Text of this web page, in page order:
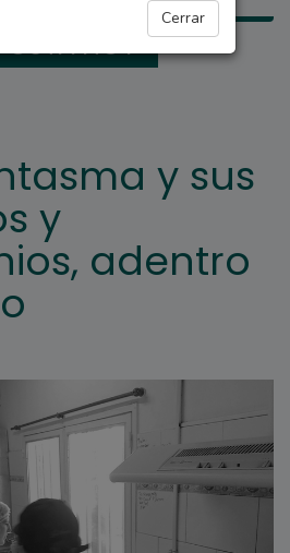
Cerrar
HOY
y sus
y
adentro